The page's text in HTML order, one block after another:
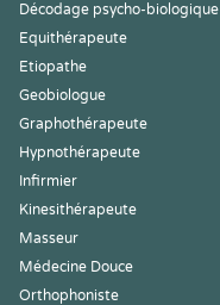
Décodage psycho-biologique
Equithérapeute
Etiopathe
Geobiologue
Graphothérapeute
Hypnothérapeute
Infirmier
Kinesithérapeute
Masseur
Médecine Douce
Orthophoniste